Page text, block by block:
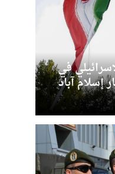
في
إسلام آباد